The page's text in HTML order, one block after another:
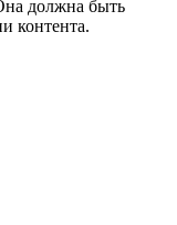
должна быть
контента.